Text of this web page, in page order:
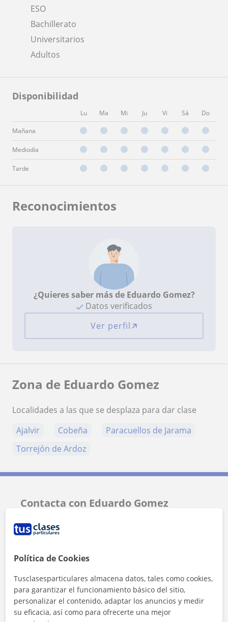
ESO
Bachillerato
Universitarios
Adultos
Disponibilidad
Lu Ma Mi Ju Vi Sá Do
Mañana
Mediodía
Tarde
Reconocimientos
¿Quieres saber más de Eduardo Gomez?
Datos verificados
Ver perfil
Zona de Eduardo Gomez
Localidades a las que se desplaza para dar clase
Ajalvir
Cobeña
Paracuellos de Jarama
Torrejón de Ardoz
Contacta con Eduardo Gomez
Tarifa
Política de Cookies
Tusclasesparticulares almacena datos, tales como cookies,
para garantizar el funcionamiento básico del sitio,
personalizar el contenido, adaptar los anuncios y medir
su eficacia, así como para ofrecerte una mejor